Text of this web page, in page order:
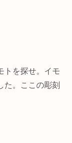
トを探せ。イモ
た。ここの彫刻